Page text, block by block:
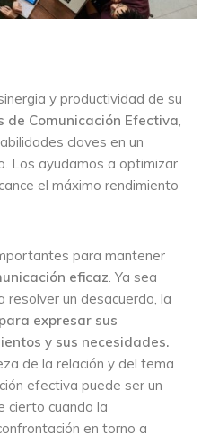
y productividad de su
de Comunicación Efectiva,
claves en un
Los ayudamos a optimizar
el máximo rendimiento
para mantener
eficaz. Ya sea
resolver un desacuerdo, la
expresar sus
y sus necesidades.
de la relación y del tema
efectiva puede ser un
cierto cuando la
en torno a